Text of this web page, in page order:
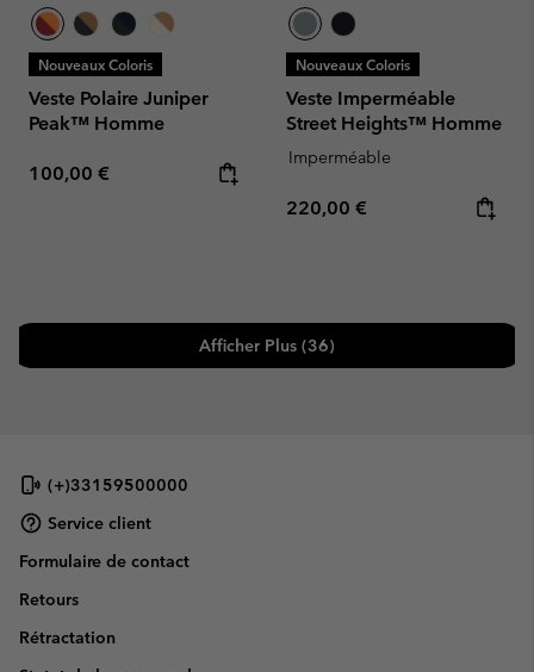
Nouveaux Coloris
Veste Polaire Juniper
Peak™ Homme
Regular price:
100,00 €
Nouveaux Coloris
Veste Imperméable
Street Heights™ Homme
Imperméable
Regular price:
220,00 €
Afficher Plus (36)
(+)33159500000
Service client
Formulaire de contact
Retours
Rétractation